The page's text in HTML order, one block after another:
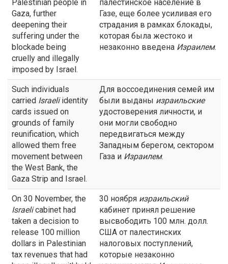
Palestinian people in
Gaza, further
deepening their
suffering under the
blockade being
cruelly and illegally
imposed by Israel.
палестинское население в
Газе, еще более усиливая его
страдания в рамках блокады,
которая была жестоко и
незаконно введена Израилем.
Such individuals
carried Israeliidentity
cards issued on
grounds of family
reunification, which
allowed them free
movement between
the West Bank, the
Gaza Strip and Israel.
Для воссоединения семей им
были выданы израильские
удостоверения личности, и
они могли свободно
передвигаться между
Западным берегом, сектором
Газа и Израилем.
On 30 November, the
Israelicabinet had
taken a decision to
release 100 million
dollars in Palestinian
tax revenues that had
30 ноября израильский
кабинет принял решение
высвободить 100 млн. долл.
США от палестинских
налоговых поступлений,
которые незаконно